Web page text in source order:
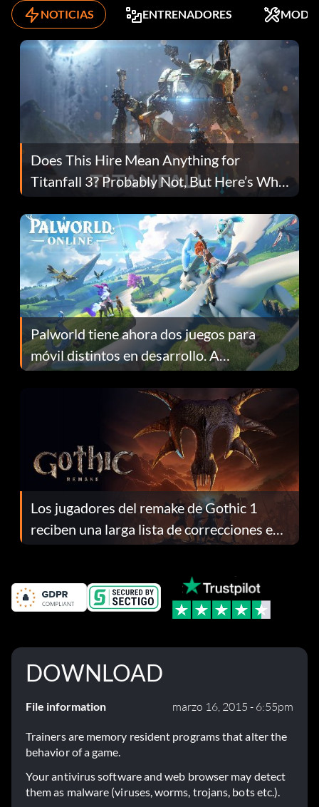
NOTICIAS ENTRENADORES MODS
Does This Hire Mean Anything for
Titanfall 3? Probably Not, But Here’s Why
Fans Are Hopeful
Palworld tiene ahora dos juegos para
móvil distintos en desarrollo. A
continuación te explicamos por qué.
Los jugadores del remake de Gothic 1
reciben una larga lista de correcciones en
el parche 1.0.4
DOWNLOAD
File information marzo 16, 2015 - 6:55pm
Trainers are memory resident programs that alter the
behavior of a game.
Your antivirus software and web browser may detect
them as malware (viruses, worms, trojans, bots etc.).